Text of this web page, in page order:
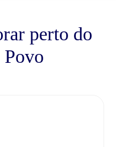
perto do
Povo